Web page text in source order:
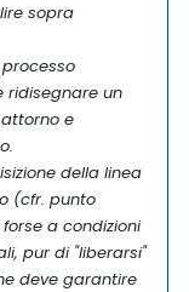
sopra
ridisegnare un
e
della linea
(cfr. punto
a condizioni
pur di "liberarsi"
deve garantire